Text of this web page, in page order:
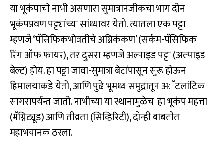
या भूकंपाची नाभी असणारा सुमात्रानजीकचा भाग दोन
भूकंपप्रवण पट्ट्यांच्या सांध्यावर येतो. त्यातला एक पट्टा
म्हणजे ‘पॅसिफिकभोवतीचे अग्निकंकण’ (सर्कम-पॅसिफिक
रिंग ऑफ फायर), तर दुसरा म्हणजे अल्पाइड पट्टा (अल्पाइड
बेल्ट) होय. हा पट्टा जावा-सुमात्रा बेटांपासून सुरू होऊन
हिमालयाकडे येतो, आणि पुढे भूमध्य समुद्रातून अॅटलांटिक
सागरापर्यन्त जातो. नाभीच्या या स्थानामुळेच हा भूकंप महत्ता
(मॅग्निट्यूड) आणि तीव्रता (सिव्हिरिटी), दोन्ही बाबतीत
महाभयानक ठरला.